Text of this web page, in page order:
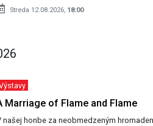
Streda 12.08.2026, 18:00
Marriage of Flame and Flame
našej honbe za neobmedzeným